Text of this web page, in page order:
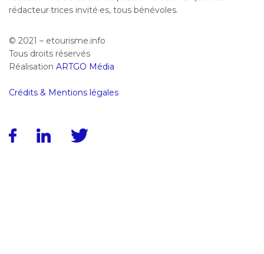
rédacteur·trices invité·es, tous bénévoles.
© 2021 – etourisme.info
Tous droits réservés
Réalisation ARTGO Média
Crédits & Mentions légales